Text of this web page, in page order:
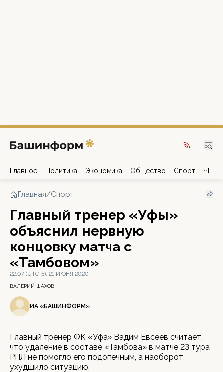
Главное Политика Экономика Общество Спорт ЧП
Главная/Спорт
Главный тренер «Уфы»
объяснил нервную
концовку матча с
«Тамбовом»
22:07 (UTC+5), 21 ИЮНЯ 2020
ВАЛЕРИЙ ШАХОВ
ИА «БАШИНФОРМ»
Главный тренер ФК «Уфа» Вадим Евсеев считает,
что удаление в составе «Тамбова» в матче 23 тура
РПЛ не помогло его подопечным, а наоборот
ухудшило ситуацию.